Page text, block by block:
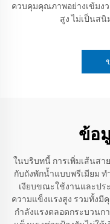
ควบคุมคุณภาพอย่างเข้มง
สูง ไม่เป็นส
ข้อ
ในบริบทนี้ การเพิ่มเส้นส
กับถังพักน้ำแบบพรีเมียม
เงียบขณะใช้งานและปร
ความแข็งแรงสูง รวมทั้งมี
กำลังแรงตลอดกระบวนก